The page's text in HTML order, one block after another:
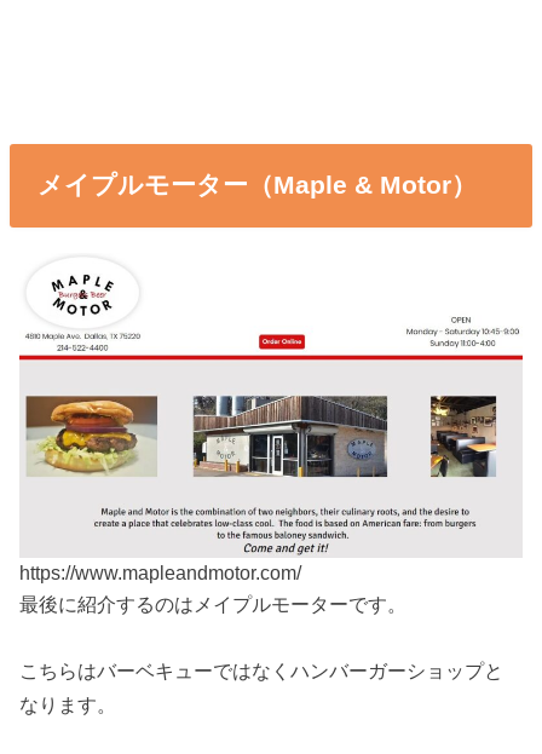
メイプルモーター（Maple & Motor）
https://www.mapleandmotor.com/
最後に紹介するのはメイプルモーターです。
こちらはバーベキューではなくハンバーガーショップと
なります。